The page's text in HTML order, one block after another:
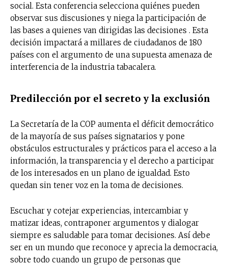
social. Esta conferencia selecciona quiénes pueden
observar sus discusiones y niega la participación de
las bases a quienes van dirigidas las decisiones . Esta
decisión impactará a millares de ciudadanos de 180
países con el argumento de una supuesta amenaza de
interferencia de la industria tabacalera.
Predilección por el secreto y la exclusión
La Secretaría de la COP aumenta el déficit democrático
de la mayoría de sus países signatarios y pone
obstáculos estructurales y prácticos para el acceso a la
información, la transparencia y el derecho a participar
de los interesados en un plano de igualdad. Esto
quedan sin tener voz en la toma de decisiones.
Escuchar y cotejar experiencias, intercambiar y
matizar ideas, contraponer argumentos y dialogar
siempre es saludable para tomar decisiones. Así debe
ser en un mundo que reconoce y aprecia la democracia,
sobre todo cuando un grupo de personas que